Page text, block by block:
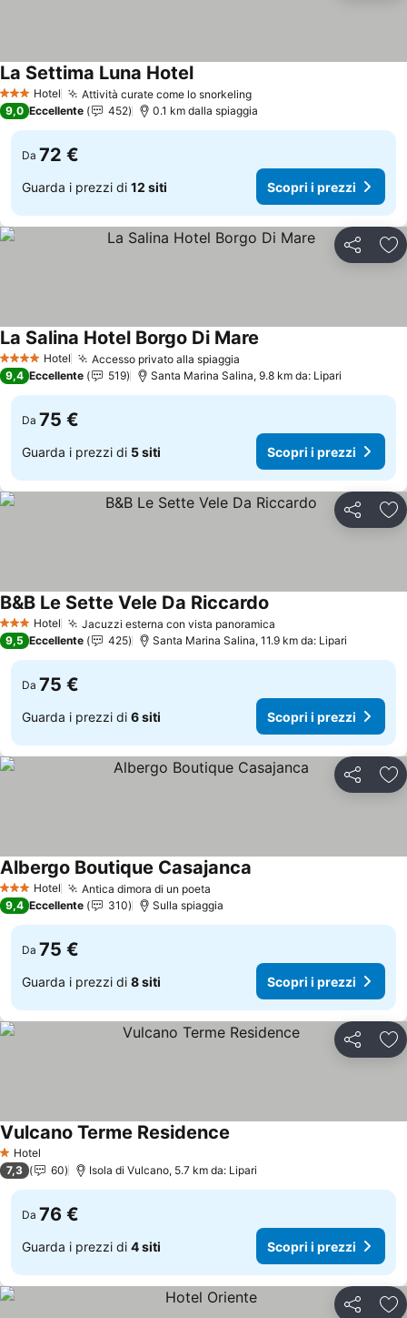
3 StelleHotel Attività curate come lo snorkelingScopri i prezzi
La Settima Luna HotelScopri i prezzi
9,0 Eccellente 452 0.1 km dalla spiaggia
Da 72 €
Guarda i prezzi di 12 siti Scopri i prezzi
Condividi
4 Stelle Hotel Accesso privato alla spiaggia
La Salina Hotel Borgo Di Mare
9,4 Eccellente 519 Santa Marina Salina, 9.8 km da: Lipari
Da 75 €
Guarda i prezzi di 5 siti Scopri i prezzi
Condividi
3 StelleHotel Jacuzzi esterna con vista panoramica
B&B Le Sette Vele Da Riccardo
9,5 Eccellente 425 Santa Marina Salina, 11.9 km da: Lipari
Da 75 €
Guarda i prezzi di 6 siti Scopri i prezzi
Condividi
3 StelleHotel Antica dimora di un poeta
Albergo Boutique Casajanca
9,4 Eccellente 310 Sulla spiaggia
Da 75 €
Guarda i prezzi di 8 siti Scopri i prezzi
Condividi
1 Stelle
Hotel
Vulcano Terme Residence
7,3 60 Isola di Vulcano, 5.7 km da: Lipari
Da 76 €
Guarda i prezzi di 4 siti Scopri i prezzi
Condividi